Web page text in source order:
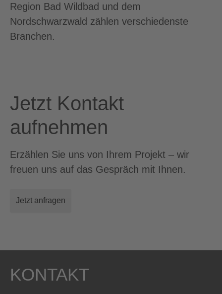
Region Bad Wildbad und dem
Nordschwarzwald zählen verschiedenste
Branchen.
Jetzt Kontakt
aufnehmen
Erzählen Sie uns von Ihrem Projekt – wir
freuen uns auf das Gespräch mit Ihnen.
Jetzt anfragen
KONTAKT